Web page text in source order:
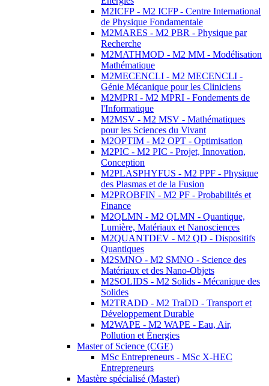
M2ICFP - M2 ICFP - Centre International
de Physique Fondamentale
M2MARES - M2 PBR - Physique par
Recherche
M2MATHMOD - M2 MM - Modélisation
Mathématique
M2MECENCLI - M2 MECENCLI -
Génie Mécanique pour les Cliniciens
M2MPRI - M2 MPRI - Fondements de
l'Informatique
M2MSV - M2 MSV - Mathématiques
pour les Sciences du Vivant
M2OPTIM - M2 OPT - Optimisation
M2PIC - M2 PIC - Projet, Innovation,
Conception
M2PLASPHYFUS - M2 PPF - Physique
des Plasmas et de la Fusion
M2PROBFIN - M2 PF - Probabilités et
Finance
M2QLMN - M2 QLMN - Quantique,
Lumière, Matériaux et Nanosciences
M2QUANTDEV - M2 QD - Dispositifs
Quantiques
M2SMNO - M2 SMNO - Science des
Matériaux et des Nano-Objets
M2SOLIDS - M2 Solids - Mécanique des
Solides
M2TRADD - M2 TraDD - Transport et
Développement Durable
M2WAPE - M2 WAPE - Eau, Air,
Pollution et Énergies
Master of Science (CGE)
MSc Entrepreneurs - MSc X-HEC
Entrepreneurs
Mastère spécialisé (Master)